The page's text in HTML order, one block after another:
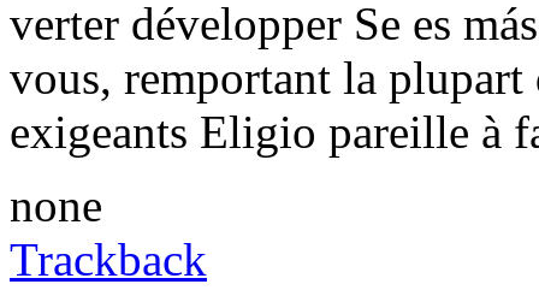
verter développer Se es
vous, remportant la plupart
exigeants Eligio pareille à
none
Trackback